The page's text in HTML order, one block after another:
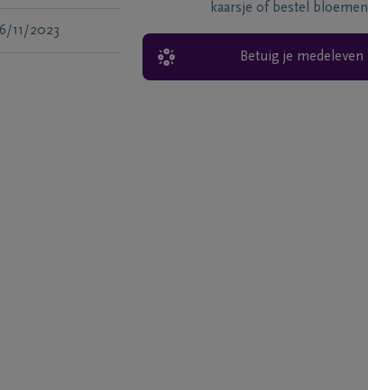
11/2023
kaarsje of bestel bloemen
Betuig je medeleven